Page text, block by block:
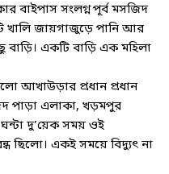
বাইপাস সংলগ্ন পূর্ব মসজিদ
খালি জায়গাজুড়ে পানি আর
বাড়ি। একটি বাড়ি এক মহিলা
আখাউড়ার প্রধান প্রধান
পাড়া এলাকা, খড়মপুর
দু’য়েক সময় ওই
ছিলো। একই সময়ে বিদ্যুৎ না